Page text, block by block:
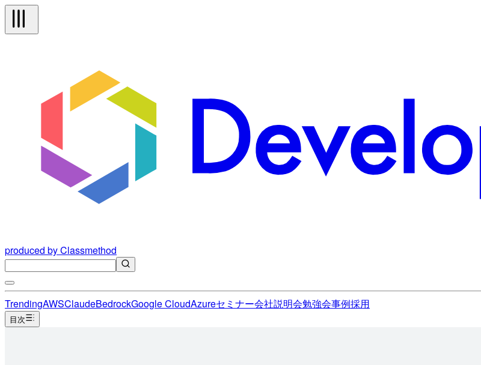
produced by Classmethod
TrendingAWSClaudeBedrockGoogle CloudAzureセミナー会社説明会勉強会事例採用
目次